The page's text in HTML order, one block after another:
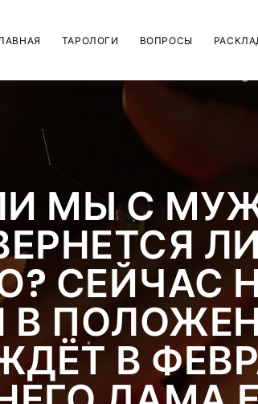
ТАРОЛОГИ ВОПРОСЫ
МЫ С
СЕЙЧАС
В
В